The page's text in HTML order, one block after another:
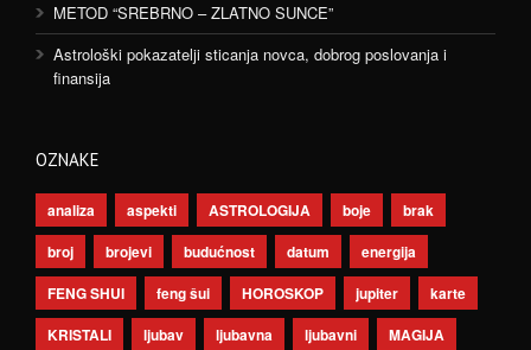
METOD “SREBRNO – ZLATNO SUNCE”
Astrološki pokazatelji sticanja novca, dobrog poslovanja i
finansija
OZNAKE
analiza aspekti ASTROLOGIJA boje
brak
broj
brojevi budućnost datum
energija
FENG SHUI
feng šui HOROSKOP jupiter
karte
KRISTALI
ljubav ljubavna ljubavni
MAGIJA